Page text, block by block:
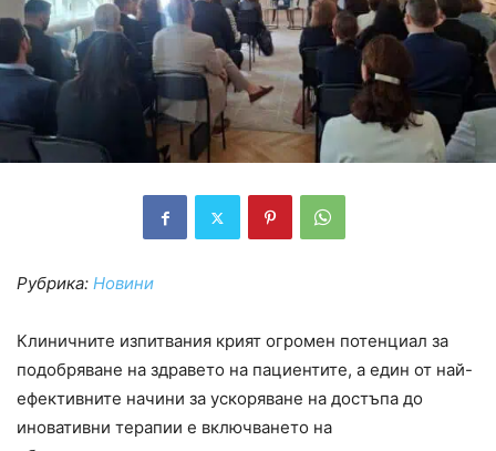
Рубрика: Новини
Клиничните изпитвания крият огромен потенциал за
подобряване на здравето на пациентите, а един от най-
ефективните начини за ускоряване на достъпа до
иновативни терапии е включването на